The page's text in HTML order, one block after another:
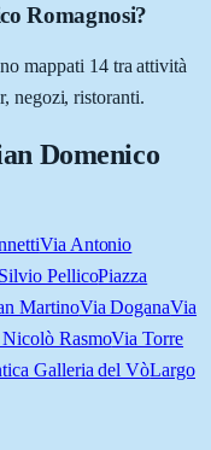
Romagnosi?
mappati 14 tra attività
negozi, ristoranti.
Domenico
Via Antonio
PellicoPiazza
MartinoVia DoganaVia
Nicolò RasmoVia Torre
Galleria del VòLargo